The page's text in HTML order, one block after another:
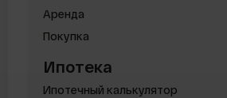
Аренда
Покупка
Ипотека
Ипотечный калькулятор